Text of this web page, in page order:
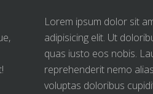
Lorem ipsum dolor sit
adipisicing elit. Ut
quas iusto eos nobis.
reprehenderit nemo
voluptas doloribus